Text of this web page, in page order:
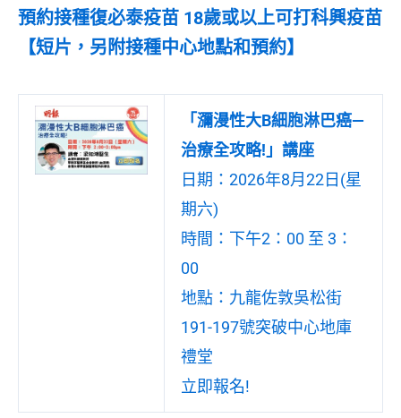
預約接種復必泰疫苗 18歲或以上可打科興疫苗
【短片，另附接種中心地點和預約】
「瀰漫性大B細胞淋巴癌—
治療全攻略!」講座
日期：2026年8月22日(星
期六)
時間：下午2：00 至 3：
00
地點：九龍佐敦吳松街
191-197號突破中心地庫
禮堂
立即報名!